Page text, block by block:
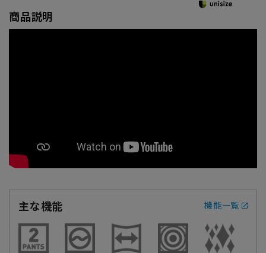
商品説明
主な機能 機能一覧